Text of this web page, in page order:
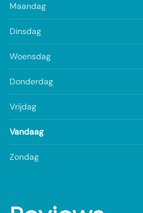
Maandag
Dinsdag
Woensdag
Donderdag
Vrijdag
Vandaag
Zondag